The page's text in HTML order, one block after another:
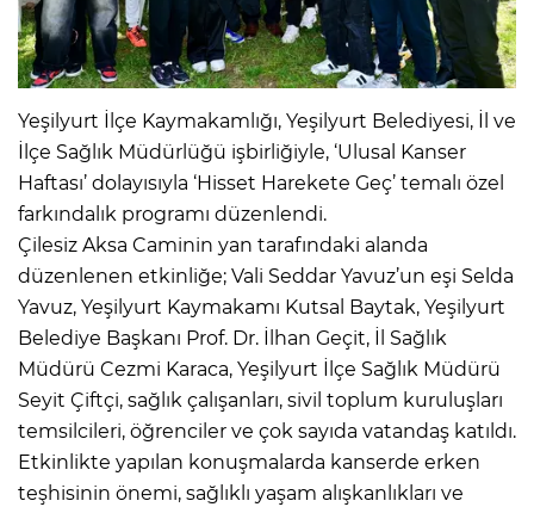
Yeşilyurt İlçe Kaymakamlığı, Yeşilyurt Belediyesi, İl ve
İlçe Sağlık Müdürlüğü işbirliğiyle, ‘Ulusal Kanser
Haftası’ dolayısıyla ‘Hisset Harekete Geç’ temalı özel
farkındalık programı düzenlendi.
Çilesiz Aksa Caminin yan tarafındaki alanda
düzenlenen etkinliğe; Vali Seddar Yavuz’un eşi Selda
Yavuz, Yeşilyurt Kaymakamı Kutsal Baytak, Yeşilyurt
Belediye Başkanı Prof. Dr. İlhan Geçit, İl Sağlık
Müdürü Cezmi Karaca, Yeşilyurt İlçe Sağlık Müdürü
Seyit Çiftçi, sağlık çalışanları, sivil toplum kuruluşları
temsilcileri, öğrenciler ve çok sayıda vatandaş katıldı.
Etkinlikte yapılan konuşmalarda kanserde erken
teşhisinin önemi, sağlıklı yaşam alışkanlıkları ve